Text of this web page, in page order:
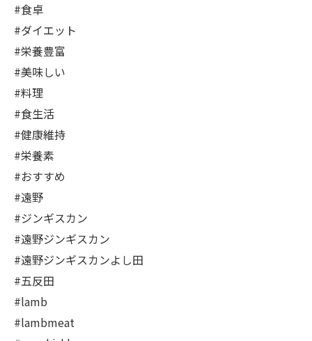
#食卓
#ダイエット
#栄養豊富
#美味しい
#料理
#食生活
#健康維持
#栄養素
#おすすめ
#遠野
#ジンギスカン
#遠野ジンギスカン
#遠野ジンギスカンよし田
#五反田
#lamb
#lambmeat